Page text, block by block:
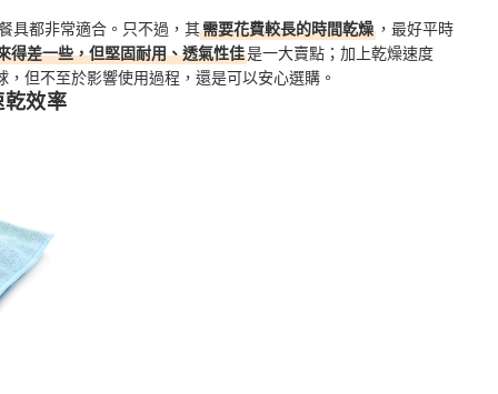
具都非常適合。只不過，其需要花費較長的時間乾燥 ，最好平時
得差一些，但堅固耐用、透氣性佳是一大賣點；加上乾燥速度
但不至於影響使用過程，還是可以安心選購。
乾效率